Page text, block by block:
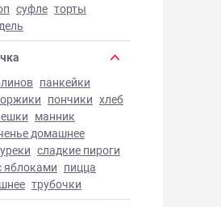
суфле торты
панкейки
пончики хлеб
манник
домашнее
сладкие пироги
яблоками пицца
трубочки